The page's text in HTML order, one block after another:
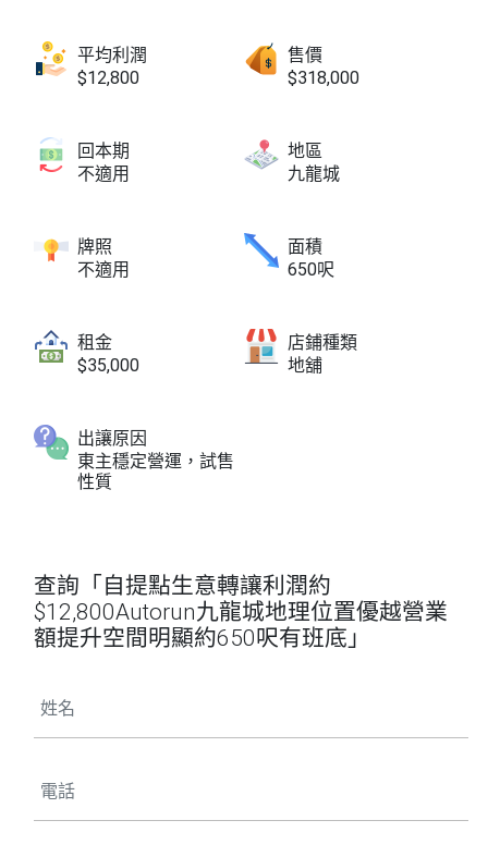
平均利潤
$12,800
售價
$318,000
回本期
不適用
地區
九龍城
牌照
不適用
面積
650呎
租金
$35,000
店鋪種類
地舖
出讓原因
東主穩定營運，試售
性質
查詢「自提點生意轉讓利潤約
$12,800Autorun九龍城地理位置優越營業
額提升空間明顯約650呎有班底」